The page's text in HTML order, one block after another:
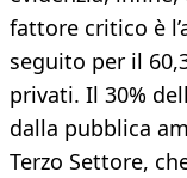
fattore critico è
seguito per il
privati. Il 30%
dalla pubblica
Terzo Settore,